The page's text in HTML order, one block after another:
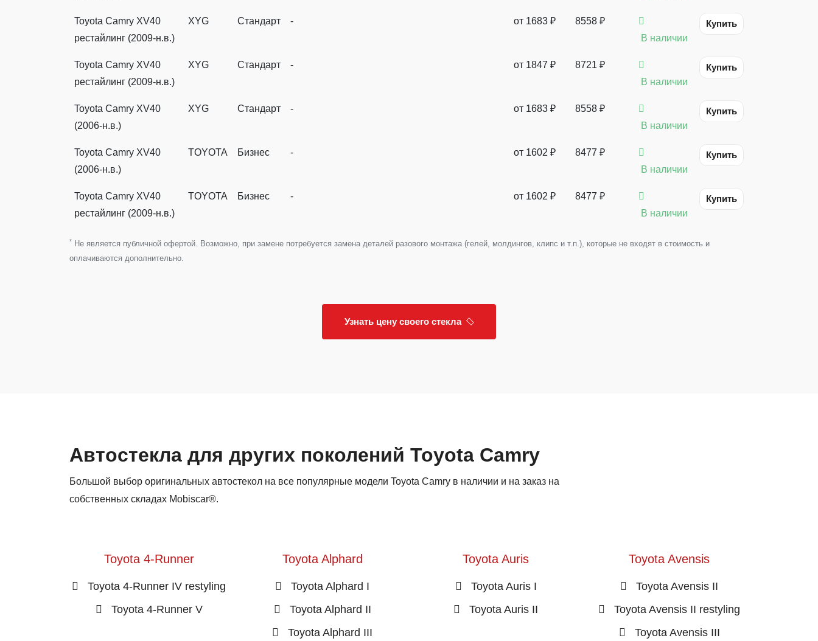
Toyota Camry XV40
рестайлинг (2009-н.в.)
XYG Стандарт - от 1683 ₽
8558 ₽
В наличии
Купить
Toyota Camry XV40
рестайлинг (2009-н.в.)
XYG Стандарт - от 1847 ₽
8721 ₽
В наличии
Купить
Toyota Camry XV40
(2006-н.в.)
XYG Стандарт - от 1683 ₽
8558 ₽
В наличии
Купить
Toyota Camry XV40
(2006-н.в.)
TOYOTA Бизнес - от 1602 ₽
8477 ₽
В наличии
Купить
Toyota Camry XV40
рестайлинг (2009-н.в.)
TOYOTA Бизнес - от 1602 ₽
8477 ₽
В наличии
Купить
* Не является публичной офертой. Возможно, при замене потребуется замена деталей разового монтажа (гелей, молдингов, клипс и т.п.), которые не входят в стоимость и
оплачиваются дополнительно.
Узнать цену своего стекла
Автостекла для других поколений Toyota Camry
Большой выбор оригинальных автостекол на все популярные модели Toyota Camry в наличии и на заказ на
собственных складах Mobiscar®.
Toyota 4-Runner
Toyota 4-Runner IV restyling
Toyota 4-Runner V
Toyota Alphard
Toyota Alphard I
Toyota Alphard II
Toyota Alphard III
Toyota Auris
Toyota Auris I
Toyota Auris II
Toyota Avensis
Toyota Avensis II
Toyota Avensis II restyling
Toyota Avensis III